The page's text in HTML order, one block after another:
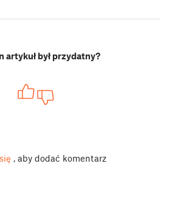
artykuł był przydatny?
, aby dodać komentarz